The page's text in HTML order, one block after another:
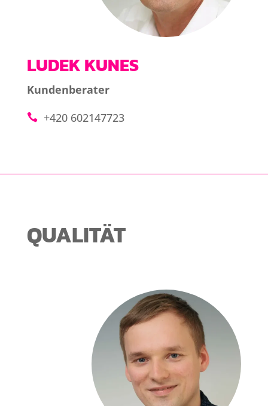
LUDEK KUNES
Kundenberater
+420 602147723
QUALITÄT